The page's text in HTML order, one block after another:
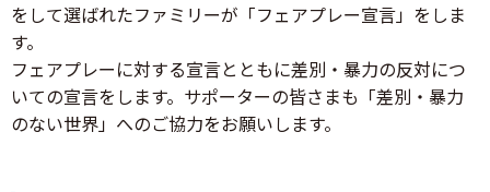
をして選ばれたファミリーが「フェアプレー宣言」をしま
す。
フェアプレーに対する宣言とともに差別・暴力の反対につ
いての宣言をします。サポーターの皆さまも「差別・暴力
のない世界」へのご協力をお願いします。